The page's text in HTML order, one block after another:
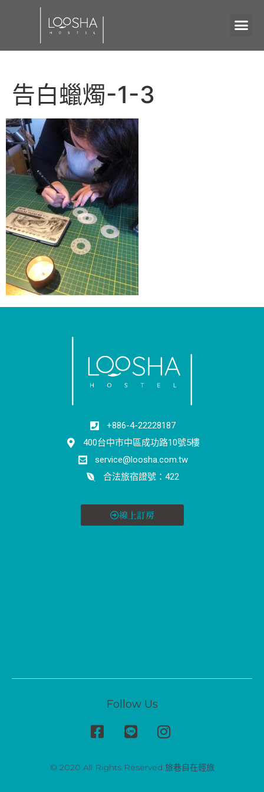
告白蠟燭-1-3
+886-4-22228187
400台中市中區成功路10號5樓
service@loosha.com.tw
合法旅宿證號：422
線上訂房
Follow Us
© 2020 All Rights Reserved 旅巷自在輕旅